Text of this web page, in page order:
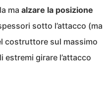
ma alzare la posizione
sotto l’attacco (ma
costruttore sul massimo
estremi girare l’attacco